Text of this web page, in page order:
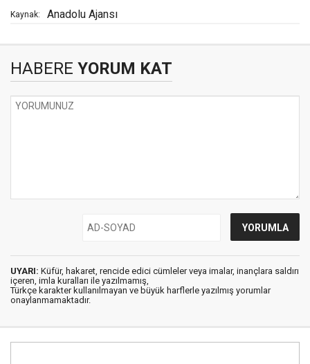
Kaynak: Anadolu Ajansı
HABERE YORUM KAT
UYARI: Küfür, hakaret, rencide edici cümleler veya imalar, inançlara saldırı
içeren, imla kuralları ile yazılmamış,
Türkçe karakter kullanılmayan ve büyük harflerle yazılmış yorumlar
onaylanmamaktadır.